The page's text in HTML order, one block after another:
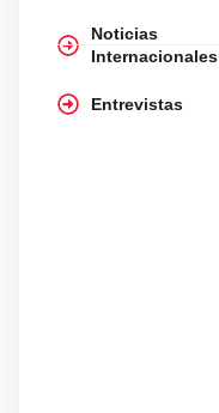
Noticias
Internacionales
Entrevistas